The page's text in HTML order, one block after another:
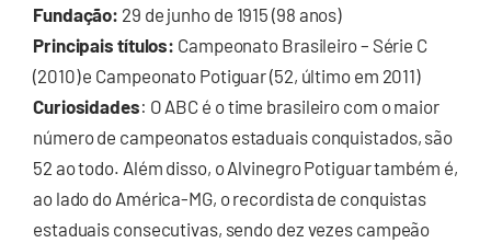
Fundação: 29 de junho de 1915 (98 anos)
Principais títulos: Campeonato Brasileiro – Série C
(2010) e Campeonato Potiguar (52, último em 2011)
Curiosidades: O ABC é o time brasileiro com o maior
número de campeonatos estaduais conquistados, são
52 ao todo. Além disso, o Alvinegro Potiguar também é,
ao lado do América-MG, o recordista de conquistas
estaduais consecutivas, sendo dez vezes campeão